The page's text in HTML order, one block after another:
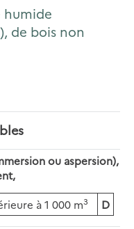
humide
de bois non
ou aspersion),
à 1 000 m3 D